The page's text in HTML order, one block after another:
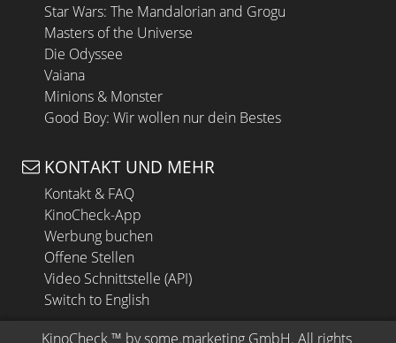
Star Wars: The Mandalorian and Grogu
Masters of the Universe
Die Odyssee
Vaiana
Minions & Monster
Good Boy: Wir wollen nur dein Bestes
KONTAKT UND MEHR
Kontakt & FAQ
KinoCheck-App
Werbung buchen
Offene Stellen
Video Schnittstelle (API)
Switch to English
KinoCheck ™ by some.marketing GmbH. All rights